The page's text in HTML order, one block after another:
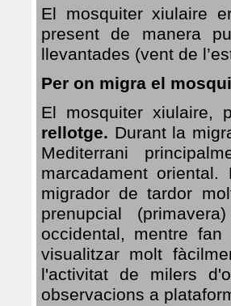
El mosquiter xiulaire
present de manera
llevantades (vent de
Per on migra el
El mosquiter xiulaire,
rellotge. Durant la
Mediterrani
marcadament
migrador de tardor
prenupcial
occidental, mentre
visualitzar molt
l'activitat de milers
observacions a